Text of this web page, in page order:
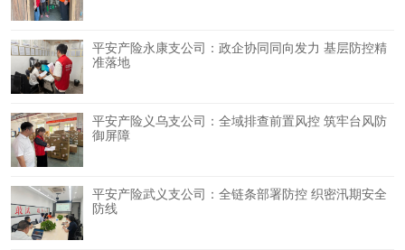
平安产险永康支公司：政企协同同向发力 基层防控精
准落地
平安产险义乌支公司：全域排查前置风控 筑牢台风防
御屏障
平安产险武义支公司：全链条部署防控 织密汛期安全
防线